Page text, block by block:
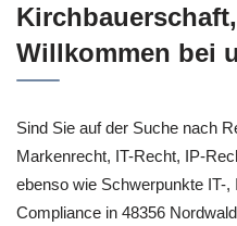
Willkommen bei
Sind Sie auf der Suche nach
Markenrecht, IT-Recht, IP-
ebenso wie Schwerpunkte IT-
Compliance in 48356